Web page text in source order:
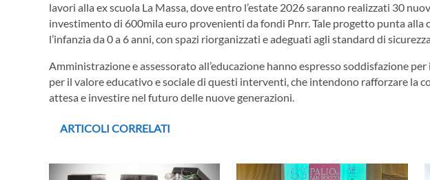
lavori alla ex scuola La Massa, dove entro l’estate 2026 saranno realizzati 30
investimento di 600mila euro provenienti da fondi Pnrr. Tale progetto punta alla
l’infanzia da 0 a 6 anni, con spazi riorganizzati e adeguati agli standard di
Amministrazione e assessorato all’educazione hanno espresso soddisfazione
per il valore educativo e sociale di questi interventi, che intendono rafforzare la
attesa e investire nel futuro delle nuove generazioni.
ARTICOLI CORRELATI